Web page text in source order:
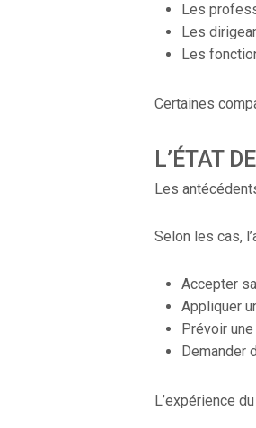
Les
Les
Les
Certaines
L’ÉTAT
Les
Selon les cas,
Accepter
Appliquer
Prévoir
Demander
L’expérience